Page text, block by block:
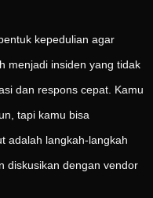
kepedulian agar
menjadi insiden yang tidak
dan respons cepat. Kamu
tapi kamu bisa
adalah langkah-langkah
diskusikan dengan vendor